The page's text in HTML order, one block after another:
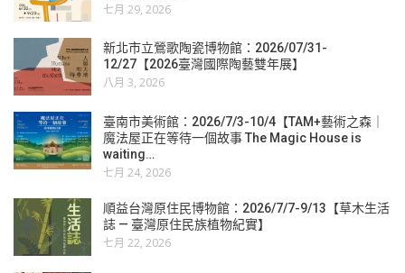
七月 29, 2026
新北市立鶯歌陶瓷博物館：2026/07/31-
12/27【2026臺灣國際陶藝雙年展】
八月 3, 2026
臺南市美術館：2026/7/3-10/4【TAM+藝術之森｜
魔法屋正在等待一個故事 The Magic House is
waiting…
七月 24, 2026
順益台灣原住民博物館：2026/7/7-9/13【草木生活
誌 — 臺灣原住民族植物紀實】
七月 22, 2026